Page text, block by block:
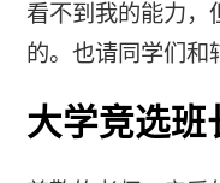
看不到我的能力，
的。也请同学们和
大学竞选班